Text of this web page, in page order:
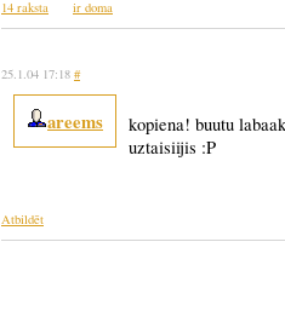
14 raksta ir doma
25.1.04 17:18 #
areems
kopiena! buutu
uztaisiijis :P
Atbildēt